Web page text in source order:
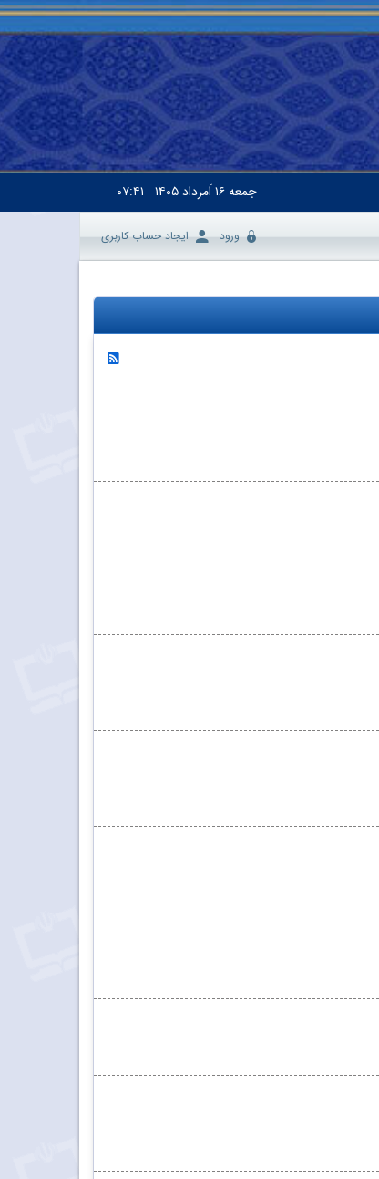
جمعه۱۶ اَمرداد ۱۴۰۵ ۰۷:۴۱
ورود ایجاد حساب کاربری